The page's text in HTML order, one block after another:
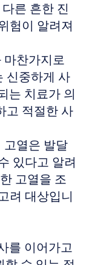
른 흔한 진
험이 알려져
마찬가지로
신중하게 사
는 치료가 의
고 적절한 사
고열은 발달
있다고 알려
고열을 조
려 대상입니
를 이어가고